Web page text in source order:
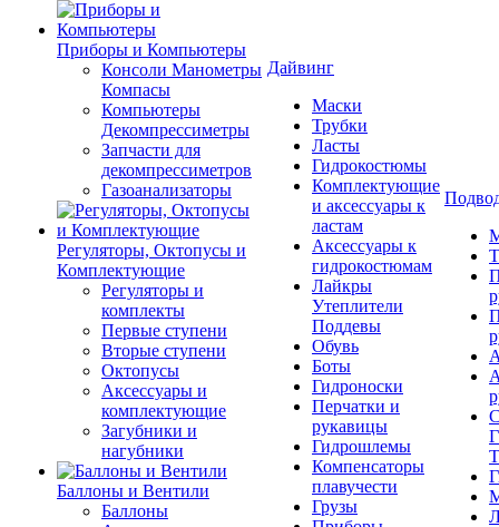
Приборы и Компьютеры
Консоли Манометры
Компасы
Компьютеры
Декомпрессиметры
Запчасти для
декомпрессиметров
Газоанализаторы
Регуляторы, Октопусы и
Комплектующие
Регуляторы и
комплекты
Первые ступени
Вторые ступени
Октопусы
Аксессуары и
комплектующие
Загубники и
нагубники
Баллоны и Вентили
Баллоны
Дайвинг
Маски
Трубки
Ласты
Гидрокостюмы
Комплектующие
и аксессуары к
ластам
Аксессуары к
гидрокостюмам
Лайкры
Утеплители
Поддевы
Обувь
Боты
Гидроноски
Перчатки и
рукавицы
Гидрошлемы
Компенсаторы
плавучести
Грузы